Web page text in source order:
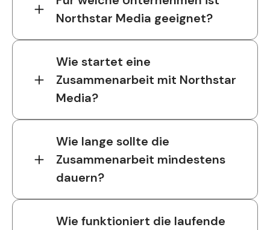
Northstar Media geeignet?
Wie startet eine
Zusammenarbeit mit Northstar
Media?
Wie lange sollte die
Zusammenarbeit mindestens
dauern?
Wie funktioniert die laufende